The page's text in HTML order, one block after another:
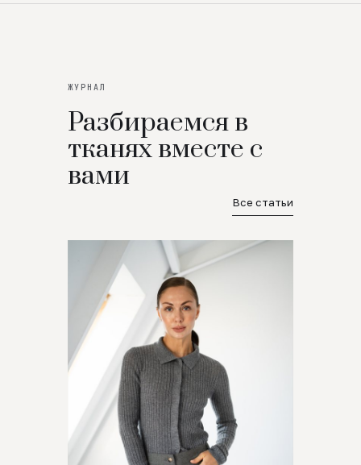
ЖУРНАЛ
Разбираемся в
тканях вместе с
вами
Все статьи